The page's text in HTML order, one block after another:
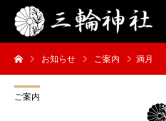
お知らせ ご案内 満月
ご案内